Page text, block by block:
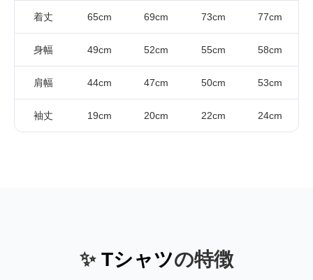
着丈 65cm 69cm 73cm 77cm
身幅 49cm 52cm 55cm 58cm
肩幅 44cm 47cm 50cm 53cm
袖丈 19cm 20cm 22cm 24cm
✨ Tシャツの特徴